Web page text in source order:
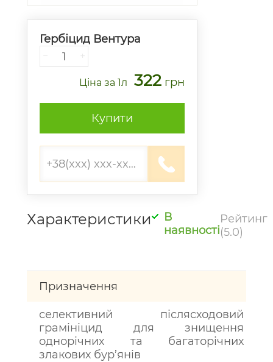
Гербіцид Вентура
− +
Ціна за 1л 322 грн
Купити
Характеристики
В
наявності
Рейтинг
(5.0)
Призначення
селективний післясходовий
грамініцид для знищення
однорічних та багаторічних
злакових бур’янів